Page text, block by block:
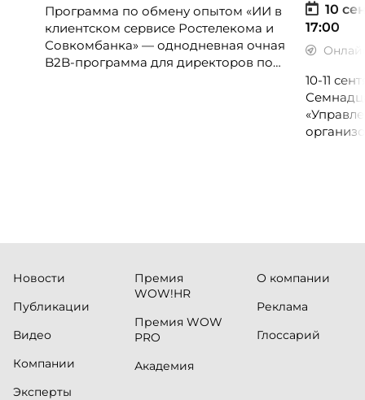
Программа по обмену опытом «ИИ в
клиентском сервисе Ростелекома и
Совкомбанка» — однодневная очная
B2B-программа для директоров по
10
17:00
10-11
Новости
Публикации
Видео
Компании
Эксперты
Премия
WOW!HR
Премия WOW
PRO
Академия
О компании
Реклама
Глоссарий